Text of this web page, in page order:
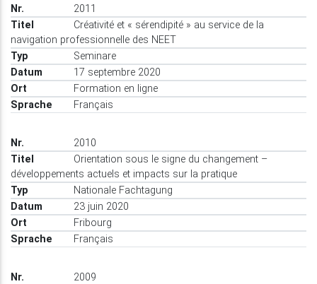
2011
Créativité et « sérendipité » au service de la
navigation professionnelle des NEET
Seminare
17 septembre 2020
Formation en ligne
Français
2010
Orientation sous le signe du changement –
développements actuels et impacts sur la pratique
Nationale Fachtagung
23 juin 2020
Fribourg
Français
2009